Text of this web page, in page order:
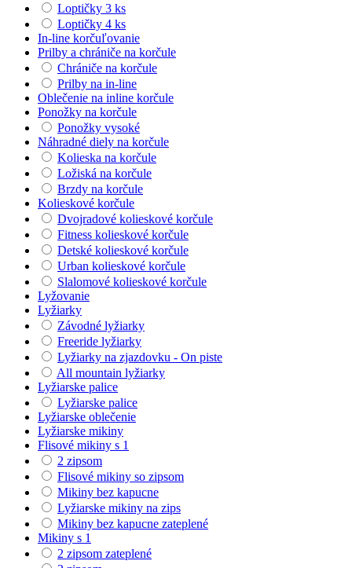
Loptičky 3 ks
Loptičky 4 ks
In-line korčuľovanie
Prilby a chrániče na korčule
Chrániče na korčule
Prilby na in-line
Oblečenie na inline korčule
Ponožky na korčule
Ponožky vysoké
Náhradné diely na korčule
Kolieska na korčule
Ložiská na korčule
Brzdy na korčule
Kolieskové korčule
Dvojradové kolieskové korčule
Fitness kolieskové korčule
Detské kolieskové korčule
Urban kolieskové korčule
Slalomové kolieskové korčule
Lyžovanie
Lyžiarky
Závodné lyžiarky
Freeride lyžiarky
Lyžiarky na zjazdovku - On piste
All mountain lyžiarky
Lyžiarske palice
Lyžiarske palice
Lyžiarske oblečenie
Lyžiarske mikiny
Flisové mikiny s 1
2 zipsom
Flisové mikiny so zipsom
Mikiny bez kapucne
Lyžiarske mikiny na zips
Mikiny bez kapucne zateplené
Mikiny s 1
2 zipsom zateplené